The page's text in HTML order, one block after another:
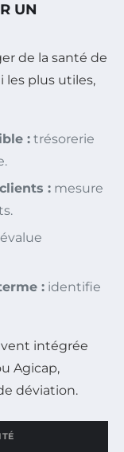
UN
de la santé de
les plus utiles,
: trésorerie
: mesure
évalue
: identifie
intégrée
Agicap,
déviation.